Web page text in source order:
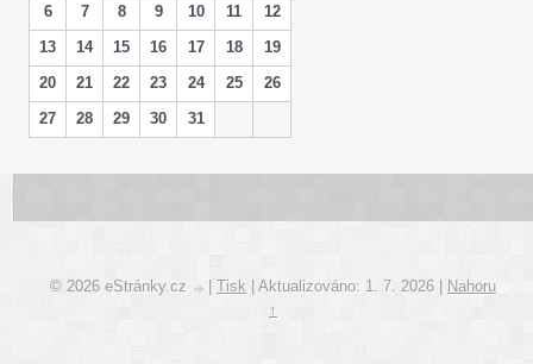
6
7 8 9 10 11
12
13
14 15 16 17 18
19
20
21 22 23 24 25
26
27
28 29 30 31
© 2026 eStránky.cz | Tisk | Aktualizováno: 1. 7. 2026 | Nahoru
↑